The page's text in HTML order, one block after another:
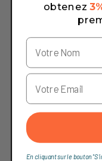
obtenez
En cliquant sur le bouton